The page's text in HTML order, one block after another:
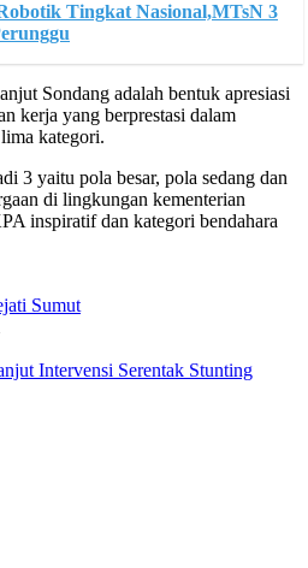
Tingkat Nasional,MTsN 3
Sondang adalah bentuk apresiasi
kerja yang berprestasi dalam
kategori.
3 yaitu pola besar, pola sedang dan
di lingkungan kementerian
inspiratif dan kategori bendahara
Sumut
Intervensi Serentak Stunting